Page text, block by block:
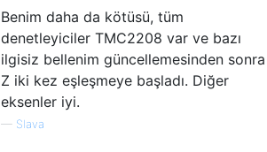
Benim daha da kötüsü, tüm
denetleyiciler TMC2208 var ve bazı
ilgisiz bellenim güncellemesinden sonra
Z iki kez eşleşmeye başladı. Diğer
eksenler iyi.
— Slava